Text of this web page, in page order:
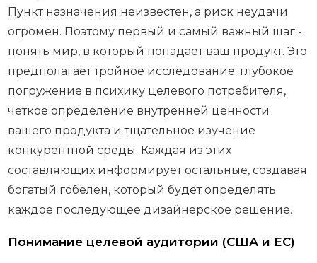
Пункт назначения неизвестен, а риск неудачи
огромен. Поэтому первый и самый важный шаг -
понять мир, в который попадает ваш продукт. Это
предполагает тройное исследование: глубокое
погружение в психику целевого потребителя,
четкое определение внутренней ценности
вашего продукта и тщательное изучение
конкурентной среды. Каждая из этих
составляющих информирует остальные, создавая
богатый гобелен, который будет определять
каждое последующее дизайнерское решение.
Понимание целевой аудитории (США и ЕС)